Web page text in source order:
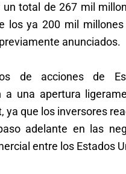
un total de 267 mil
los ya 200 mil
anunciados.
de acciones de
a una apertura
ya que los inversores
adelante en las
entre los Estados